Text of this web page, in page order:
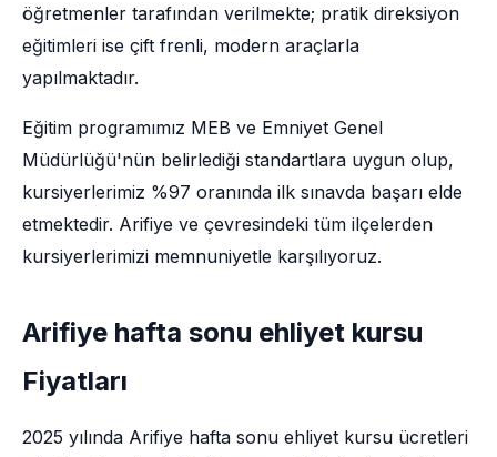
öğretmenler tarafından verilmekte; pratik direksiyon
eğitimleri ise çift frenli, modern araçlarla
yapılmaktadır.
Eğitim programımız MEB ve Emniyet Genel
Müdürlüğü'nün belirlediği standartlara uygun olup,
kursiyerlerimiz %97 oranında ilk sınavda başarı elde
etmektedir. Arifiye ve çevresindeki tüm ilçelerden
kursiyerlerimizi memnuniyetle karşılıyoruz.
Arifiye hafta sonu ehliyet kursu
Fiyatları
2025 yılında Arifiye hafta sonu ehliyet kursu ücretleri